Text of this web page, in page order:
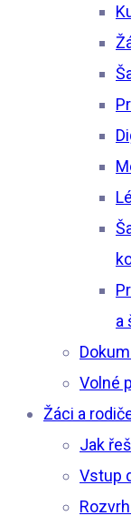
a
Volné
Žáci a
Jak
Vstup